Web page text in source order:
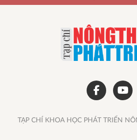
TẠP CHÍ KHOA HỌC PHÁT TRIỂN